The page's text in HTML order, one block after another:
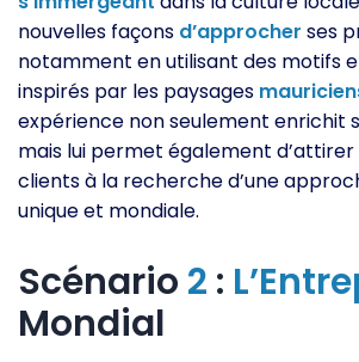
nouvelles façons d’approcher ses
notamment en utilisant des motifs
inspirés par les paysages
expérience non seulement enrichit
mais lui permet également d’attirer
clients à la recherche d’une
unique et mondiale.
Scénario 2 :
Mondial